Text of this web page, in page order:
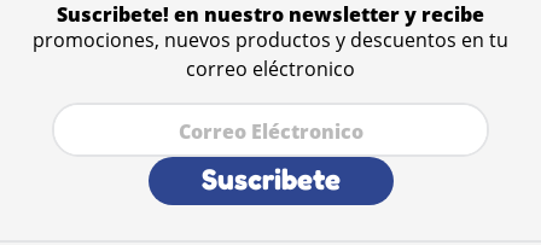
Suscribete! en nuestro newsletter y recibe
promociones, nuevos productos y descuentos en tu
correo eléctronico
Suscribete